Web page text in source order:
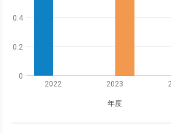
2022 2023
年度
0
0.2
0.4